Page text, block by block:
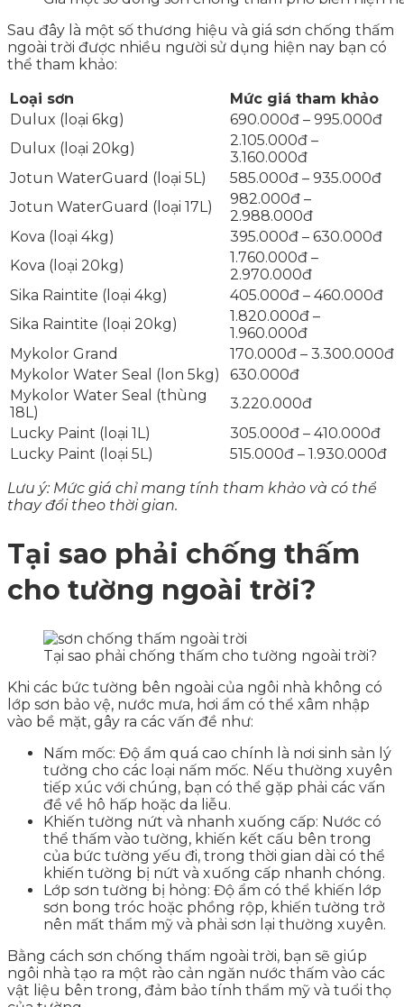
Sau đây là một số thương hiệu và giá sơn chống thấm
ngoài trời được nhiều người sử dụng hiện nay bạn có
thể tham khảo:
Loại sơn
Mức giá tham khảo
Dulux (loại 6kg)
690.000đ – 995.000đ
Dulux (loại 20kg)
2.105.000đ –
3.160.000đ
Jotun WaterGuard (loại 5L)
585.000đ – 935.000đ
Jotun WaterGuard (loại 17L)
982.000đ –
2.988.000đ
Kova (loại 4kg)
395.000đ – 630.000đ
Kova (loại 20kg)
1.760.000đ –
2.970.000đ
Sika Raintite (loại 4kg)
405.000đ – 460.000đ
Sika Raintite (loại 20kg)
1.820.000đ –
1.960.000đ
Mykolor Grand
170.000đ – 3.300.000đ
Mykolor Water Seal (lon 5kg)
630.000đ
Mykolor Water Seal (thùng
18L)
3.220.000đ
Lucky Paint (loại 1L)
305.000đ – 410.000đ
Lucky Paint (loại 5L)
515.000đ – 1.930.000đ
Lưu ý: Mức giá chỉ mang tính tham khảo và có thể
thay đổi theo thời gian.
Tại sao phải chống thấm
cho tường ngoài trời?
Tại sao phải chống thấm cho tường ngoài trời?
Khi các bức tường bên ngoài của ngôi nhà không có
lớp sơn bảo vệ, nước mưa, hơi ẩm có thể xâm nhập
vào bề mặt, gây ra các vấn đề như:
Nấm mốc: Độ ẩm quá cao chính là nơi sinh sản lý
tưởng cho các loại nấm mốc. Nếu thường xuyên
tiếp xúc với chúng, bạn có thể gặp phải các vấn
đề về hô hấp hoặc da liễu.
Khiến tường nứt và nhanh xuống cấp: Nước có
thể thấm vào tường, khiến kết cấu bên trong
của bức tường yếu đi, trong thời gian dài có thể
khiến tường bị nứt và xuống cấp nhanh chóng.
Lớp sơn tường bị hỏng: Độ ẩm có thể khiến lớp
sơn bong tróc hoặc phồng rộp, khiến tường trở
nên mất thẩm mỹ và phải sơn lại thường xuyên.
Bằng cách sơn chống thấm ngoài trời, bạn sẽ giúp
ngôi nhà tạo ra một rào cản ngăn nước thấm vào các
vật liệu bên trong, đảm bảo tính thẩm mỹ và tuổi thọ